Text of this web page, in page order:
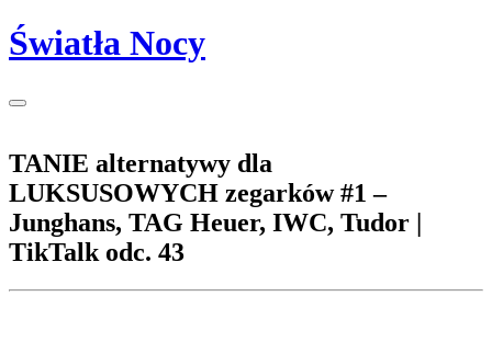
Światła Nocy
TANIE alternatywy dla
LUKSUSOWYCH zegarków #1 –
Junghans, TAG Heuer, IWC, Tudor |
TikTalk odc. 43